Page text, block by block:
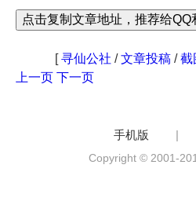
点击复制文章地址，推荐给
[寻仙公社 /文章投稿 /截
上一页 下一页
手机版 |
Copyright © 2001-